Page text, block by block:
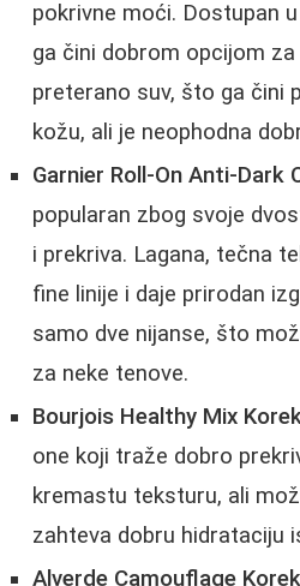
pokrivne moći. Dostupan
ga čini dobrom opcijom
preterano suv, što ga čini
kožu, ali je neophodna
Garnier Roll-On Anti-Dark
popularan zbog svoje
i prekriva. Lagana, tečna
fine linije i daje prirodan
samo dve nijanse, što
za neke tenove.
Bourjois Healthy Mix
one koji traže dobro
kremastu teksturu, ali
zahteva dobru hidrataciju
Alverde Camouflage